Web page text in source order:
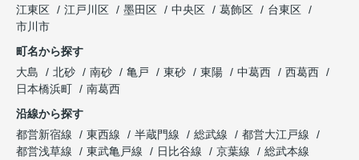
江東区
江戸川区 墨田区 中央区 葛飾区
台東区
市川市
町名から探す
大島
北砂 南砂 亀戸 東砂 東陽 中葛西
西葛西
日本橋浜町
南葛西
沿線から探す
都営新宿線
東西線 半蔵門線 総武線
都営大江戸線
都営浅草線
東武亀戸線 日比谷線 京葉線
総武本線